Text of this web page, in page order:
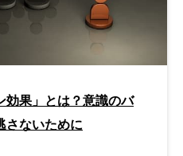
効果」とは？意識のバ
さないために